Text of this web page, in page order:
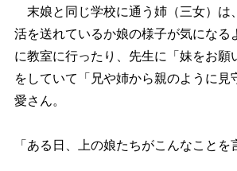
末娘と同じ学校に通う姉（三女）は
活を送れているか娘の様子が気になる
に教室に行ったり、先生に「妹をお願
をしていて「兄や姉から親のように見
愛さん。
「ある日、上の娘たちがこんなことを